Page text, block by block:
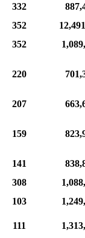
332
352
352
220
207
159
141
308
103
111